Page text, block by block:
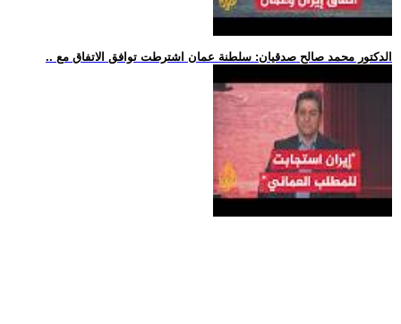
.. الدكتور محمد صالح صدقيان: سلطنة عمان اشترطت توافق الاتفاق مع